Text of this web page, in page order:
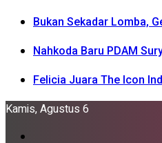
Bukan Sekadar Lomba,
Nahkoda Baru PDAM
Felicia Juara The Icon
Kamis, Agustus 6